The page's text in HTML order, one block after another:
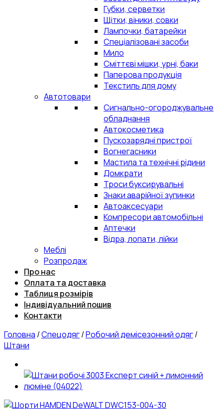
Губки, серветки
Щітки, віники, совки
Лампочки, батарейки
Спеціалізовані засоби
Мило
Сміттєві мішки, урні, баки
Паперова продукція
Текстиль для дому
Автотовари
Сигнально-огороджувальне
обладнання
Автокосметика
Пускозарядні пристрої
Вогнегасники
Мастила та технічні рідини
Домкрати
Троси буксирувальні
Знаки аварійної зупинки
Автоаксесуари
Компресори автомобільні
Аптечки
Відра, лопати, лійки
Меблі
Розпродаж
Про нас
Оплата та доставка
Таблиця розмірів
Індивідуальний пошив
Контакти
Головна /Спецодяг/Робочий демісезонний одяг/
Штани